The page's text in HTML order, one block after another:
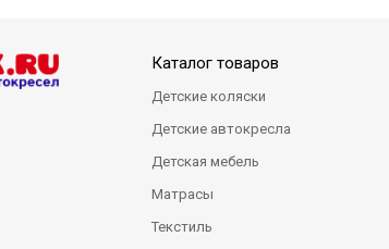
Каталог товаров
Детские коляски
Детские автокресла
Детская мебель
Матрасы
Текстиль